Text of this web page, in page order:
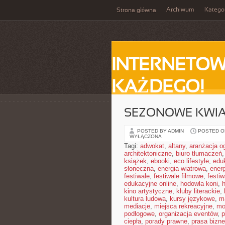
Strona główna Archiwum
KAŻDEGO!
SEZONOWE
POSTED BY ADMIN POSTED
WYŁĄCZONA
Tagi: adwokat, altany, aranżacja
architektoniczne, biuro tłumaczeń,
książek, ebooki, eco lifestyle,
słoneczna, energia wiatrowa,
festiwale, festiwale filmowe,
edukacyjne online, hodowla koni,
kino artystyczne, kluby literackie,
kultura ludowa, kursy językowe,
mediacje, miejsca rekreacyjne,
podłogowe, organizacja eventów,
ciepła, porady prawne, prasa